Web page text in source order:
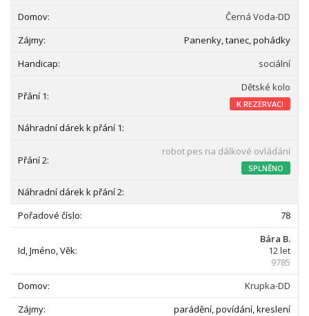
Černá Voda-DD
Panenky, tanec, pohádky
sociální
Dětské kolo
K REZERVACI
robot pes na dálkové ovládání
SPLNĚNO
78
Bára B.
12 let
9785
Krupka-DD
parádění, povídání, kreslení